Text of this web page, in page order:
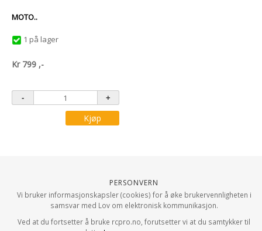
MOTO..
1 på lager
Kr 799 ,-
Kjøp
Personvern
Vi bruker informasjonskapsler (cookies) for å øke brukervennligheten i
samsvar med Lov om elektronisk kommunikasjon.
Ved at du fortsetter å bruke rcpro.no, forutsetter vi at du samtykker til